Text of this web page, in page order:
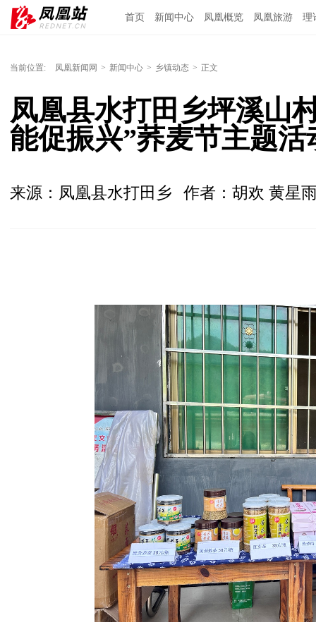
首页 新闻中心 凤凰概览 凤凰旅游 理
当前位置: 凤凰新闻网 > 新闻中心 > 乡镇动态 > 正文
凤凰县水打田乡坪溪山
能促振兴”荞麦节主题活
来源：凤凰县水打田乡 作者：胡欢 黄星